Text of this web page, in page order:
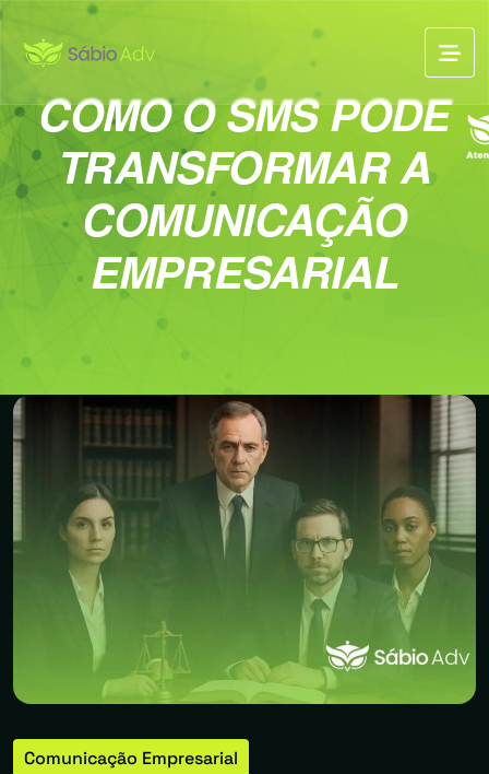
COMO O SMS PODE
TRANSFORMAR A
COMUNICAÇÃO
EMPRESARIAL
Comunicação Empresarial